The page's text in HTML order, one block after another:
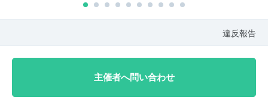
違反報告
主催者へ問い合わせ